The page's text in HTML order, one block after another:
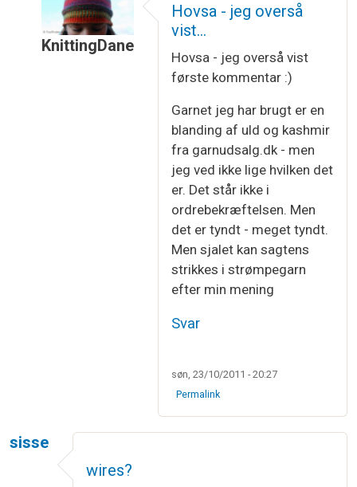
KnittingDane
Hej Irene…af Vibeke Larsen
Hovsa - jeg overså
vist…
Hovsa - jeg overså vist
første kommentar :)
Garnet jeg har brugt er en
blanding af uld og kashmir
fra garnudsalg.dk - men
jeg ved ikke lige hvilken det
er. Det står ikke i
ordrebekræftelsen. Men
det er tyndt - meget tyndt.
Men sjalet kan sagtens
strikkes i strømpegarn
efter min mening
Svar
søn, 23/10/2011 - 20:27
Permalink
sisse
wires?